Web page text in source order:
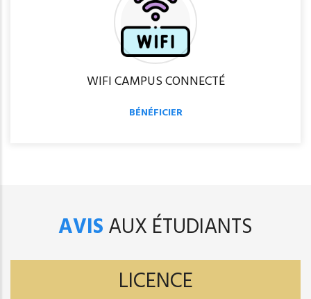
WIFI CAMPUS CONNECTÉ
BÉNÉFICIER
AVISAUX ÉTUDIANTS
LICENCE